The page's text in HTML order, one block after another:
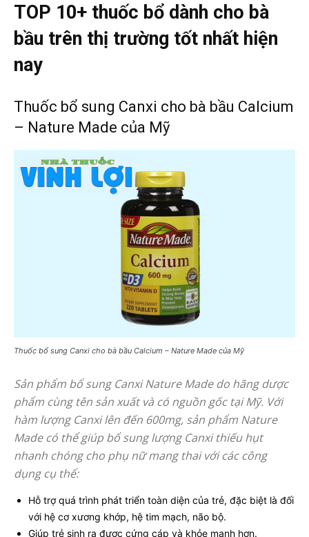
TOP 10+ thuốc bổ dành cho bà
bầu trên thị trường tốt nhất hiện
nay
Thuốc bổ sung Canxi cho bà bầu Calcium
– Nature Made của Mỹ
Thuốc bổ sung Canxi cho bà bầu Calcium – Nature Made của Mỹ
Sản phẩm bổ sung Canxi Nature Made do hãng dược
phẩm cùng tên sản xuất và có nguồn gốc tại Mỹ. Với
hàm lượng Canxi lên đến 600mg, sản phẩm Nature
Made có thể giúp bổ sung lượng Canxi thiếu hụt
nhanh chóng cho phụ nữ mang thai với các công
dụng cụ thể:
Hỗ trợ quá trình phát triển toàn diện của trẻ, đặc biệt là đối
với hệ cơ xương khớp, hệ tim mạch, não bộ.
Giúp trẻ sinh ra được cứng cáp và khỏe mạnh hơn.